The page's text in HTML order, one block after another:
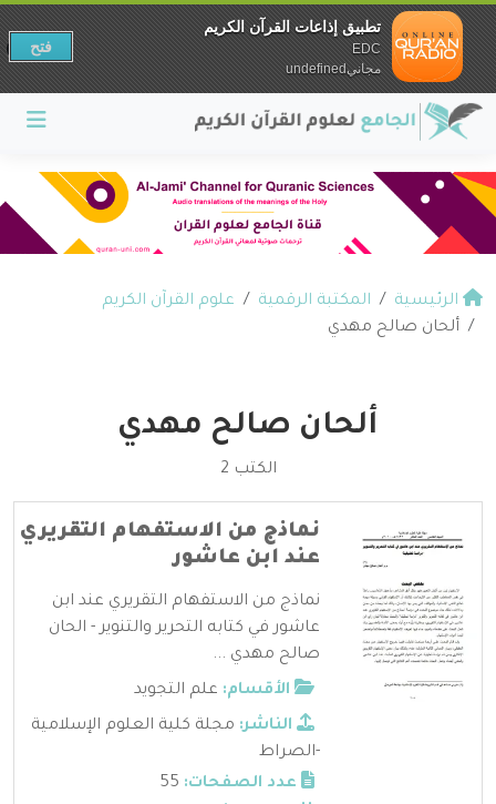
الرئيسية المكتبة الرقمية
علوم القرآن الكريم
ألحان صالح مهدي
ألحان صالح مهدي
الكتب 2
نماذج من الاستفهام التقريري
عند ابن عاشور
نماذج من الاستفهام التقريري عند ابن
عاشور في كتابه التحرير والتنوير - الحان
صالح مهدي ...
الأقسام: علم التجويد
الناشر: مجلة كلية العلوم الإسلامية
-الصراط
عدد الصفحات:
تطبيق إذاعات القرآن الكريم
EDC
مجانيundefined
فتح